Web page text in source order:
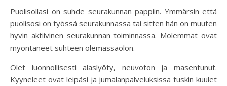
Puolisollasi on suhde seurakunnan pappiin. Ymmärsin että
puolisosi on työssä seurakunnassa tai sitten hän on muuten
hyvin aktiivinen seurakunnan toiminnassa. Molemmat ovat
myöntäneet suhteen olemassaolon.
Olet luonnollisesti alaslyöty, neuvoton ja masentunut.
Kyyneleet ovat leipäsi ja jumalanpalveluksissa tuskin kuulet